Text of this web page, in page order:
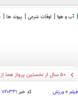
آب و هوا اوقات شرعی پیوند ها
50 سال از نخستین پرواز هما از تهران به نیویورک گذشت/ مسافران ویژه: الیزابت
فیلم » ورزش کد خبر۱۱۲۰۳۳۱